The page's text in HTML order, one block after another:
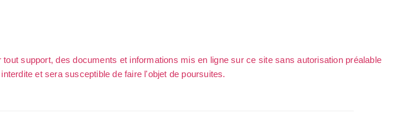
support, des documents et informations mis en ligne sur ce site sans autorisation préalable
et sera susceptible de faire l'objet de poursuites.